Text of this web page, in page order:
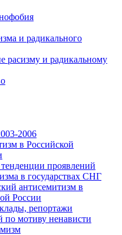
и радикального
расизму и радикальному
2006
в Российской
проявлений
в государствах СНГ
антисемитизм в
России
репортажи
по мотиву ненависти